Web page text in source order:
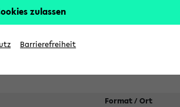
Suche:
Format / Ort
zulassen
Barrierefreiheit